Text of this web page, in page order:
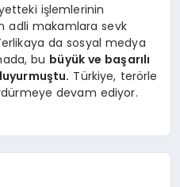
işlemlerinin
adli makamlara sevk
da sosyal medya
bu büyük ve başarılı
Türkiye, terörle
devam ediyor.